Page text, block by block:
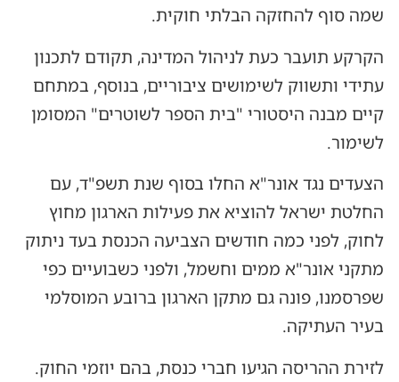
שמה סוף להחזקה הבלתי חוקית.
הקרקע תועבר כעת לניהול המדינה, תקודם לתכנון
עתידי ותשווק לשימושים ציבוריים, בנוסף, במתחם
קיים מבנה היסטורי "בית הספר לשוטרים" המסומן
לשימור.
הצעדים נגד אונר"א החלו בסוף שנת תשפ"ד, עם
החלטת ישראל להוציא את פעילות הארגון מחוץ
לחוק, לפני כמה חודשים הצביעה הכנסת בעד ניתוק
מתקני אונר"א ממים וחשמל, ולפני כשבועיים כפי
שפרסמנו, פונה גם מתקן הארגון ברובע המוסלמי
בעיר העתיקה.
לזירת ההריסה הגיעו חברי כנסת, בהם יוזמי החוק.